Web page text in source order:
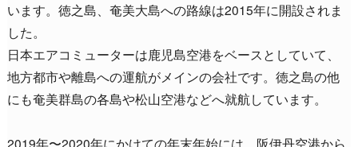
います。徳之島、奄美大島への路線は2015年に開設されま
した。
日本エアコミューターは鹿児島空港をベースとしていて、
地方都市や離島への運航がメインの会社です。徳之島の他
にも奄美群島の各島や松山空港などへ就航しています。
2019年〜2020年にかけての年末年始には、阪伊丹空港から